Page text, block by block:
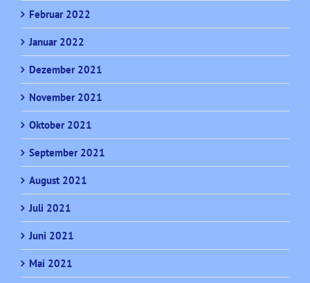
Februar 2022
Januar 2022
Dezember 2021
November 2021
Oktober 2021
September 2021
August 2021
Juli 2021
Juni 2021
Mai 2021